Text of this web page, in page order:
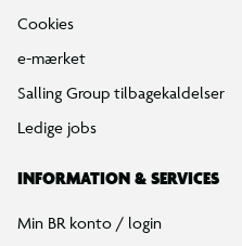
Cookies
e-mærket
Salling Group tilbagekaldelser
Ledige jobs
INFORMATION & SERVICES
Min BR konto / login